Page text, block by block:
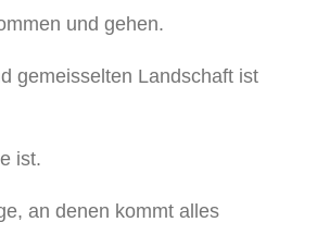
und gehen.
gemeisselten Landschaft ist
ist.
an denen kommt alles